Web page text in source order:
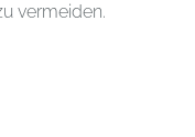
vermeiden.